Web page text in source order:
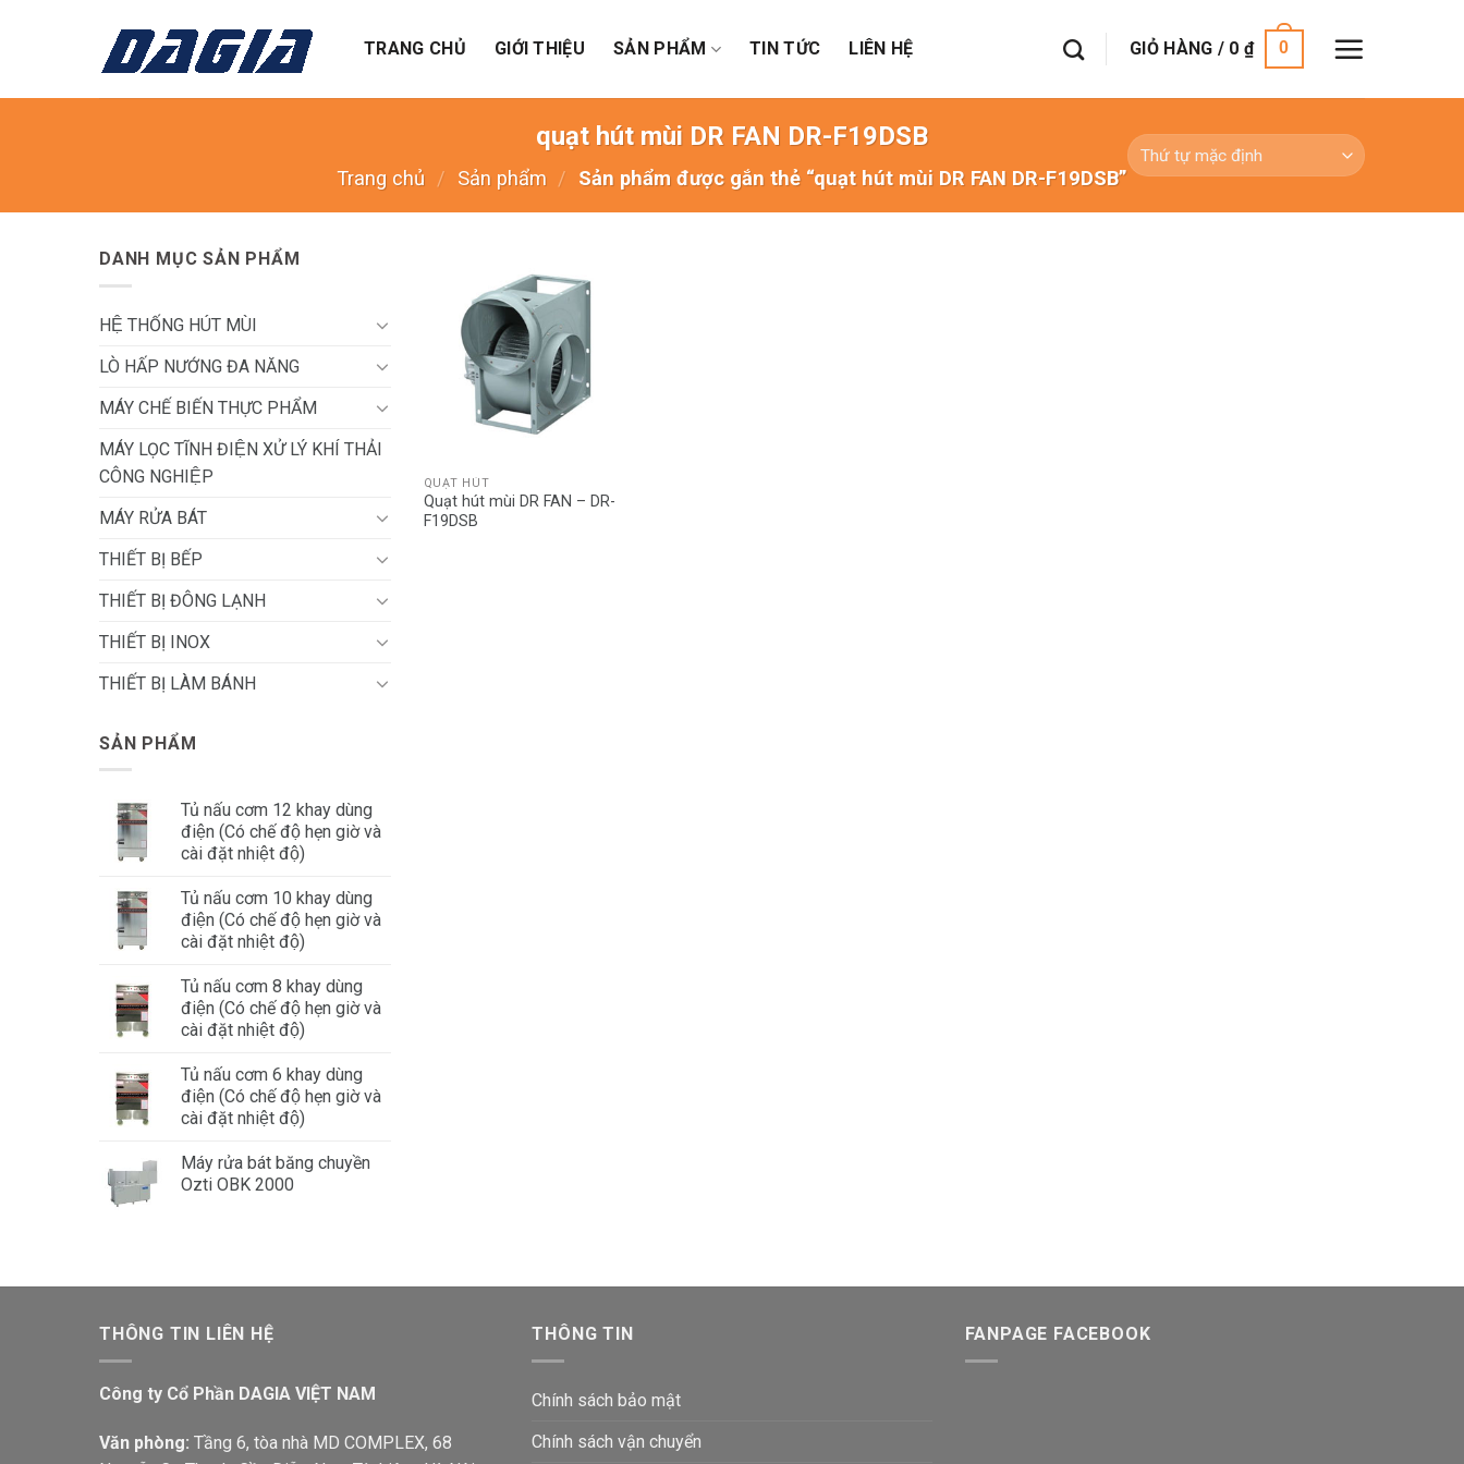
TRANG CHỦ GIỚI THIỆU SẢN PHẨM TIN TỨC LIÊN HỆ GIỎ HÀNG / 0₫ 0
quạt hút mùi DR FAN DR-F19DSB
Trang chủ / Sản phẩm / Sản phẩm được gắn thẻ “quạt hút mùi DR FAN DR-F19DSB”
DANH MỤC SẢN PHẨM
HỆ THỐNG HÚT MÙI
LÒ HẤP NƯỚNG ĐA NĂNG
MÁY CHẾ BIẾN THỰC PHẨM
MÁY LỌC TĨNH ĐIỆN XỬ LÝ KHÍ THẢI
CÔNG NGHIỆP
MÁY RỬA BÁT
THIẾT BỊ BẾP
THIẾT BỊ ĐÔNG LẠNH
THIẾT BỊ INOX
THIẾT BỊ LÀM BÁNH
SẢN PHẨM
Tủ nấu cơm 12 khay dùng
điện (Có chế độ hẹn giờ và
cài đặt nhiệt độ)
Tủ nấu cơm 10 khay dùng
điện (Có chế độ hẹn giờ và
cài đặt nhiệt độ)
Tủ nấu cơm 8 khay dùng
điện (Có chế độ hẹn giờ và
cài đặt nhiệt độ)
Tủ nấu cơm 6 khay dùng
điện (Có chế độ hẹn giờ và
cài đặt nhiệt độ)
Máy rửa bát băng chuyền
Ozti OBK 2000
QUẠT HÚT
Quạt hút mùi DR FAN – DR-
F19DSB
THÔNG TIN LIÊN HỆ
Công ty Cổ Phần DAGIA VIỆT NAM
Văn phòng: Tầng 6, tòa nhà MD COMPLEX, 68
THÔNG TIN
Chính sách bảo mật
Chính sách vận chuyển
FANPAGE FACEBOOK